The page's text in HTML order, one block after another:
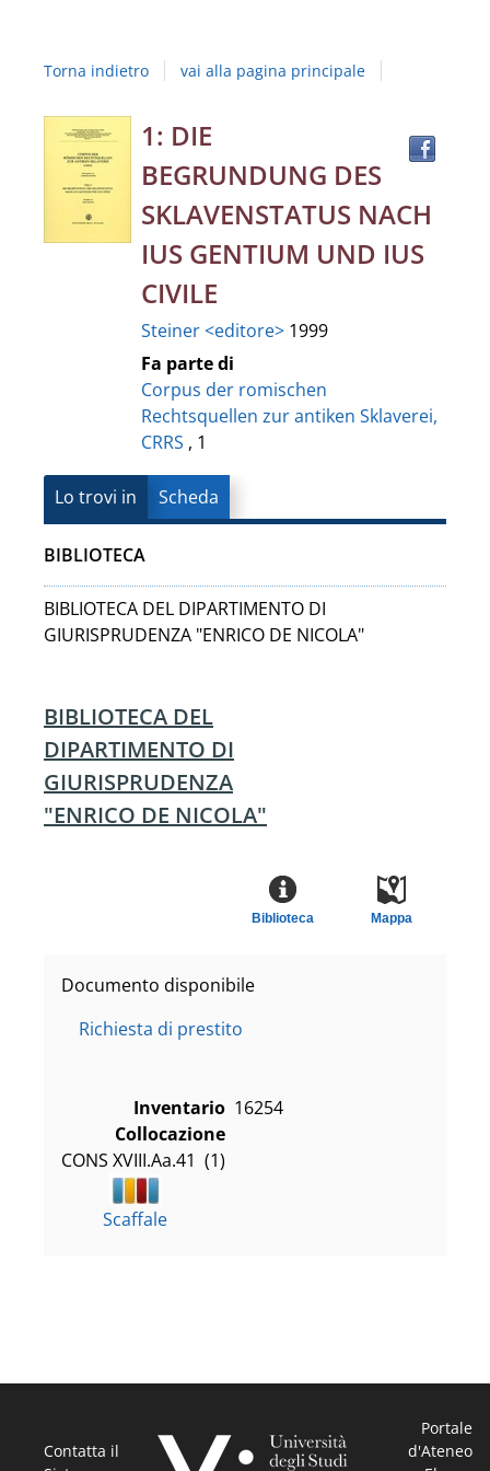
Campania
Vanvitelli"
Torna indietro vai alla pagina principale
Dettaglio
del
documento
1: DIE
BEGRUNDUNG DES
SKLAVENSTATUS NACH
IUS GENTIUM UND IUS
CIVILE
Steiner <editore> 1999
Fa parte di
Corpus der romischen
Rechtsquellen zur antiken Sklaverei,
CRRS , 1
Lo trovi in Scheda
BIBLIOTECA
BIBLIOTECA DEL DIPARTIMENTO DI
GIURISPRUDENZA "ENRICO DE NICOLA"
BIBLIOTECA DEL
DIPARTIMENTO DI
GIURISPRUDENZA
"ENRICO DE NICOLA"
Mappa
Biblioteca
Documento disponibile
Richiesta di prestito
Inventario 16254
Collocazione
CONS XVIII.Aa.41  (1)
Scaffale
Contatta il
Portale
d'Ateneo